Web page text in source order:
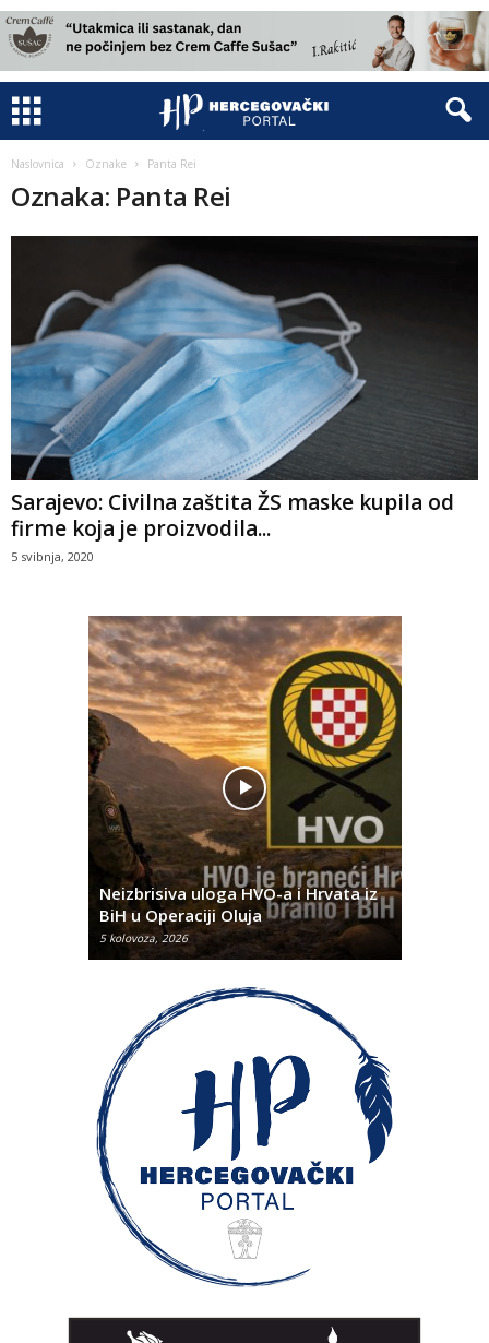
Naslovnica Oznake Panta Rei
Oznaka: Panta Rei
Sarajevo: Civilna zaštita ŽS maske kupila od
firme koja je proizvodila...
5 svibnja, 2020
Neizbrisiva uloga HVO-a i Hrvata iz
BiH u Operaciji Oluja
5 kolovoza, 2026